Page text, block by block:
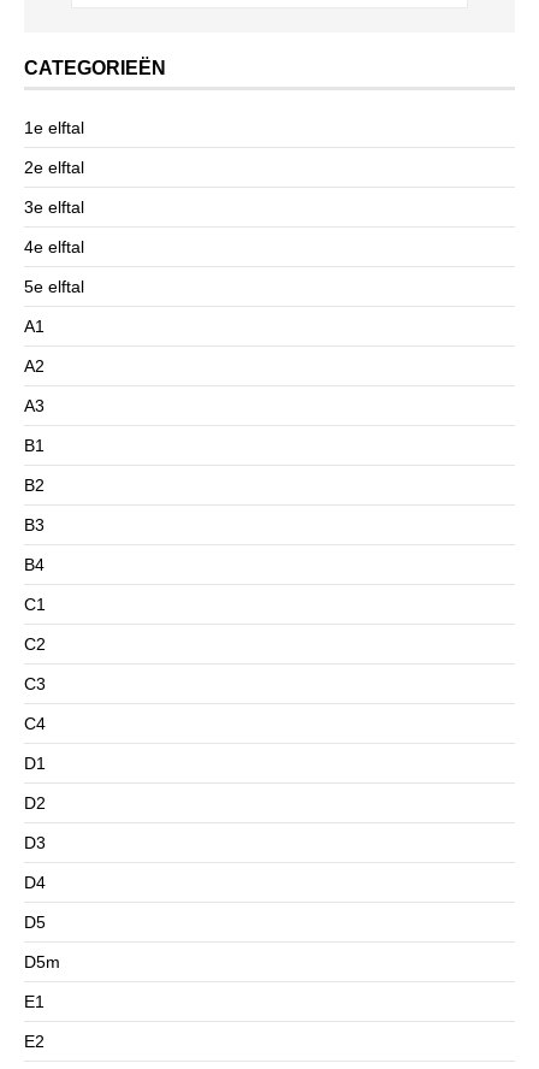
CATEGORIEËN
1e elftal
2e elftal
3e elftal
4e elftal
5e elftal
A1
A2
A3
B1
B2
B3
B4
C1
C2
C3
C4
D1
D2
D3
D4
D5
D5m
E1
E2